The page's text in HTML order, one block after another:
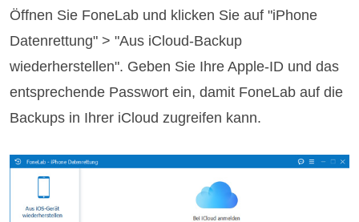
Öffnen Sie FoneLab und klicken Sie auf "iPhone
Datenrettung" > "Aus iCloud-Backup
wiederherstellen". Geben Sie Ihre Apple-ID und das
entsprechende Passwort ein, damit FoneLab auf die
Backups in Ihrer iCloud zugreifen kann.